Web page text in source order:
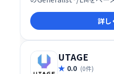
LMS(Learning
の学習・研修ニーズに対
を提供し、従業員のスキ
詳し
UTAGE
0.0 (0件)